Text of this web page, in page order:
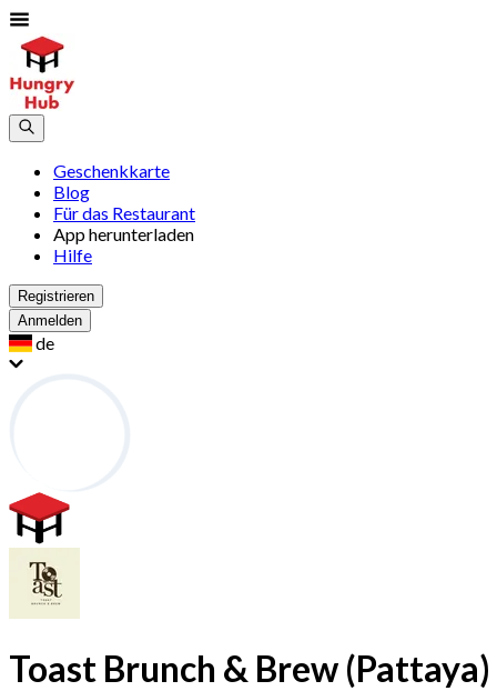
Geschenkkarte
Blog
Für das Restaurant
App herunterladen
Hilfe
Registrieren
Anmelden
de
Toast Brunch & Brew (Pattaya)